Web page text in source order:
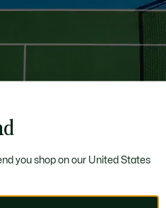
you shop on our United States